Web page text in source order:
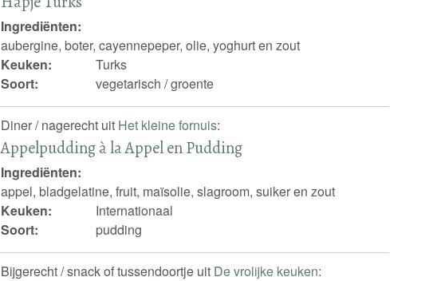
Ingrediënten:
aubergine, boter, cayennepeper, olie, yoghurt en zout
Keuken:
Turks
Soort:
vegetarisch / groente
Diner / nagerecht uit Het kleine fornuis:
Appelpudding à la Appel en Pudding
Ingrediënten:
appel, bladgelatine, fruit, maïsolie, slagroom, suiker en zout
Keuken:
Internationaal
Soort:
pudding
Bijgerecht / snack of tussendoortje uit De vrolijke keuken: